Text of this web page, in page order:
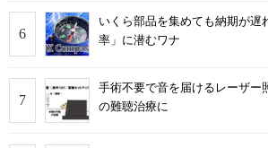
いくら部品を集めても納期が遅
率」に潜むワナ
手術不要で音を届けるレーザー
の難聴治療に